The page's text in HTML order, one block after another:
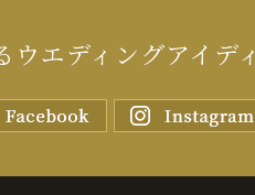
エディングアイデ